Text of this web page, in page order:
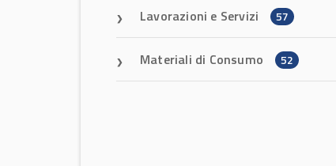
Lavorazioni e Servizi 57
Materiali di Consumo 52